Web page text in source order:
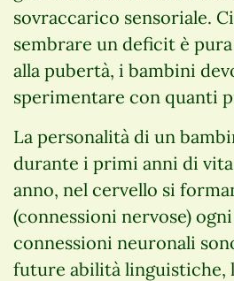
sovraccarico sensoriale.
sembrare un deficit è
alla pubertà, i bambini
sperimentare con quanti
La personalità di un
durante i primi anni di
anno, nel cervello si
(connessioni nervose)
connessioni neuronali
future abilità linguistiche,